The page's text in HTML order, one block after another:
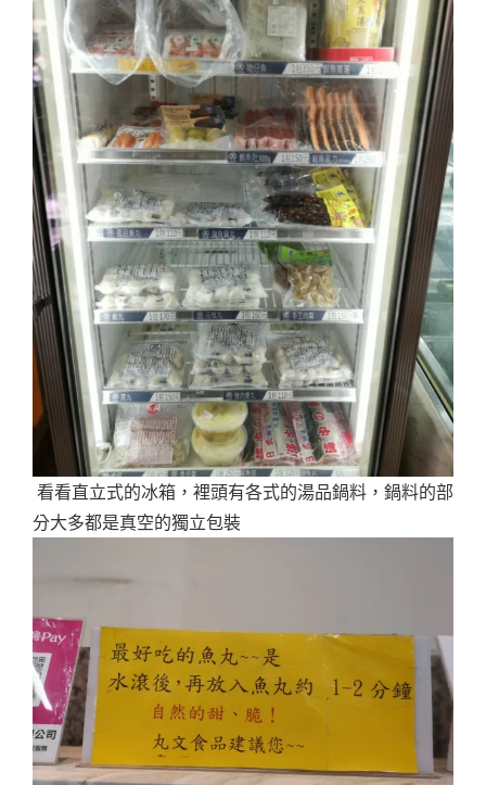
看看直立式的冰箱，裡頭有各式的湯品鍋料，鍋料的部
分大多都是真空的獨立包裝